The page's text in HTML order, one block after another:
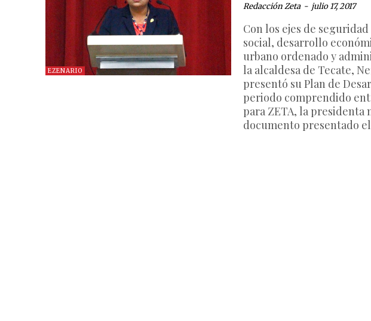
EZENARIO
Redacción Zeta - julio 17, 2017
Con los ejes de
social, desarrollo
urbano ordenado y
la alcaldesa de Tecate,
presentó su Plan de
periodo comprendido
para ZETA, la presidenta
documento presentado